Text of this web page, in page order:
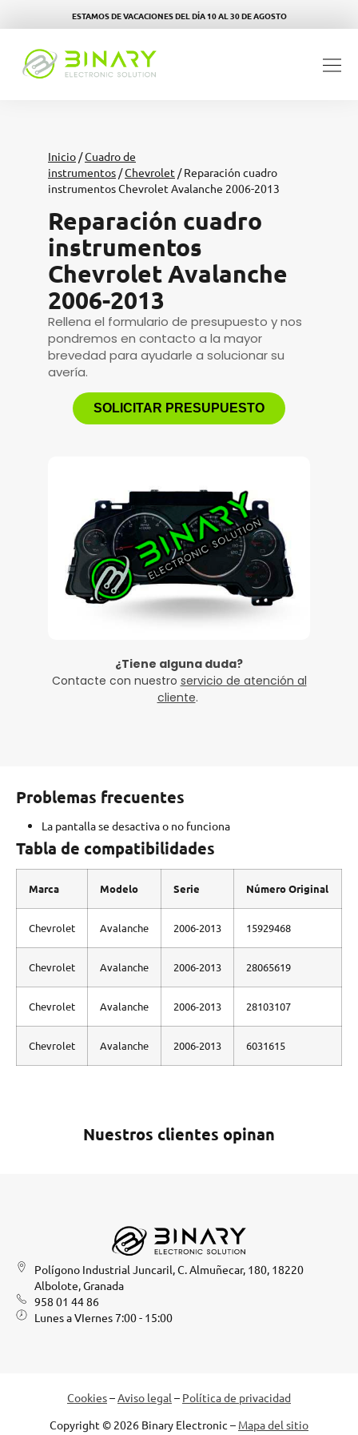
ESTAMOS DE VACACIONES DEL DÍA 10 AL 30 DE AGOSTO
Inicio /Cuadro de
instrumentos /Chevrolet / Reparación cuadro
instrumentos Chevrolet Avalanche 2006-2013
Reparación cuadro
instrumentos
Chevrolet Avalanche
2006-2013
Rellena el formulario de presupuesto y nos
pondremos en contacto a la mayor
brevedad para ayudarle a solucionar su
avería.
SOLICITAR PRESUPUESTO
¿Tiene alguna duda?
Contacte con nuestro servicio de atención al
cliente.
Problemas frecuentes
La pantalla se desactiva o no funciona
Tabla de compatibilidades
Marca Modelo Serie Número Original
Chevrolet Avalanche 2006-2013 15929468
Chevrolet Avalanche 2006-2013 28065619
Chevrolet Avalanche 2006-2013 28103107
Chevrolet Avalanche 2006-2013 6031615
Nuestros clientes opinan
Polígono Industrial Juncaril, C. Almuñecar, 180, 18220
Albolote, Granada
958 01 44 86
Lunes a VIernes 7:00 - 15:00
Cookies–Aviso legal – Política de privacidad
Copyright © 2026 Binary Electronic – Mapa del sitio